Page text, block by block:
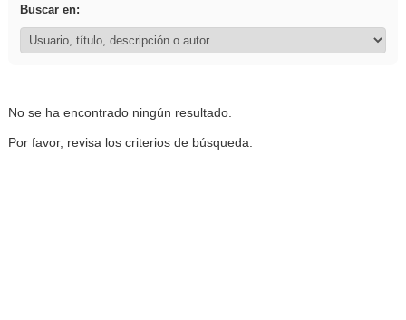
Buscar en:
No se ha encontrado ningún resultado.
Por favor, revisa los criterios de búsqueda.